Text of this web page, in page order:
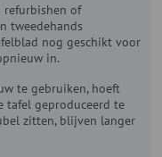
of
tweedehands
nog geschikt voor
in.
te gebruiken, hoeft
tafel geproduceerd te
zitten, blijven langer